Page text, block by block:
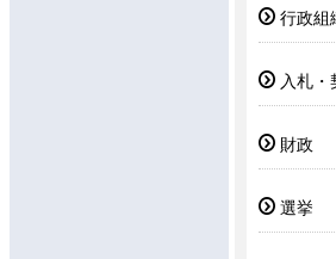
行政組
入札・
財政
選挙